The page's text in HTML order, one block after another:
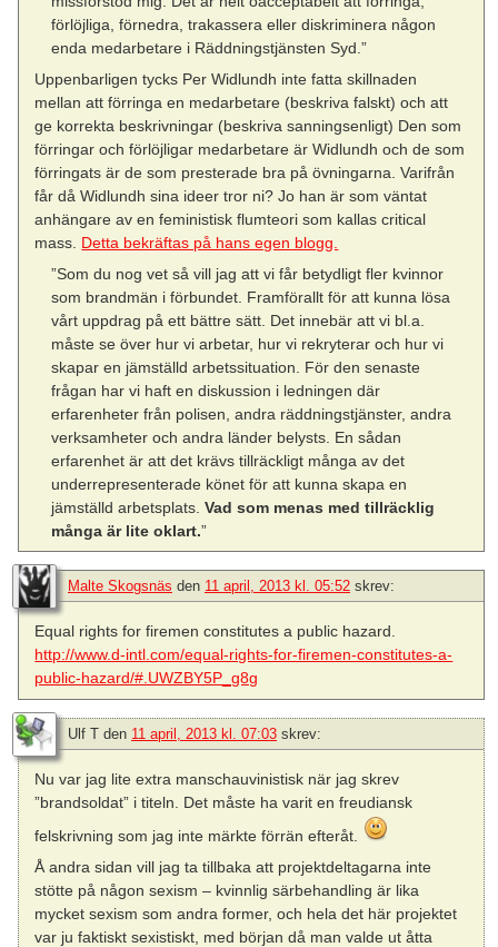
förlöjliga, förnedra, trakassera eller diskriminera någon
enda medarbetare i Räddningstjänsten Syd.”
Uppenbarligen tycks Per Widlundh inte fatta skillnaden
mellan att förringa en medarbetare (beskriva falskt) och att
ge korrekta beskrivningar (beskriva sanningsenligt) Den som
förringar och förlöjligar medarbetare är Widlundh och de som
förringats är de som presterade bra på övningarna. Varifrån
får då Widlundh sina ideer tror ni? Jo han är som väntat
anhängare av en feministisk flumteori som kallas critical
mass. Detta bekräftas på hans egen blogg.
”Som du nog vet så vill jag att vi får betydligt fler kvinnor
som brandmän i förbundet. Framförallt för att kunna lösa
vårt uppdrag på ett bättre sätt. Det innebär att vi bl.a.
måste se över hur vi arbetar, hur vi rekryterar och hur vi
skapar en jämställd arbetssituation. För den senaste
frågan har vi haft en diskussion i ledningen där
erfarenheter från polisen, andra räddningstjänster, andra
verksamheter och andra länder belysts. En sådan
erfarenhet är att det krävs tillräckligt många av det
underrepresenterade könet för att kunna skapa en
jämställd arbetsplats. Vad som menas med tillräcklig
många är lite oklart.”
Malte Skogsnäs den 11 april, 2013 kl. 05:52 skrev:
Equal rights for firemen constitutes a public hazard.
http://www.d-intl.com/equal-rights-for-firemen-constitutes-a-
public-hazard/#.UWZBY5P_g8g
Ulf T den 11 april, 2013 kl. 07:03 skrev:
Nu var jag lite extra manschauvinistisk när jag skrev
”brandsoldat” i titeln. Det måste ha varit en freudiansk
felskrivning som jag inte märkte förrän efteråt.
Å andra sidan vill jag ta tillbaka att projektdeltagarna inte
stötte på någon sexism – kvinnlig särbehandling är lika
mycket sexism som andra former, och hela det här projektet
var ju faktiskt sexistiskt, med början då man valde ut åtta